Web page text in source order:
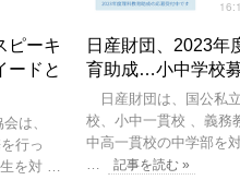
ピーキ
ードと
は、
行っ
生を対 …
日産財団、2023年
育助成…小中学校
日産財団は、国公私
校、小中一貫校 、義務
中高一貫校の中学部を
…
記事を読む »